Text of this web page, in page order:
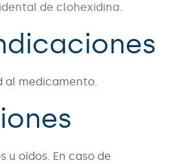
de clohexidina.
al medicamento.
u oídos. En caso de